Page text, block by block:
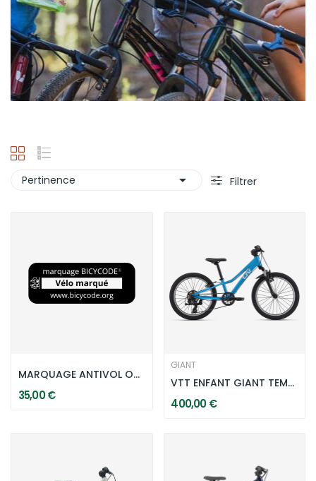
Pertinence  Filtrer
MARQUAGE ANTIVOL OBLIGATOIRE
35,00 €
GIANT
VTT ENFANT GIANT TEMPT 20 - AL BLUE
400,00 €